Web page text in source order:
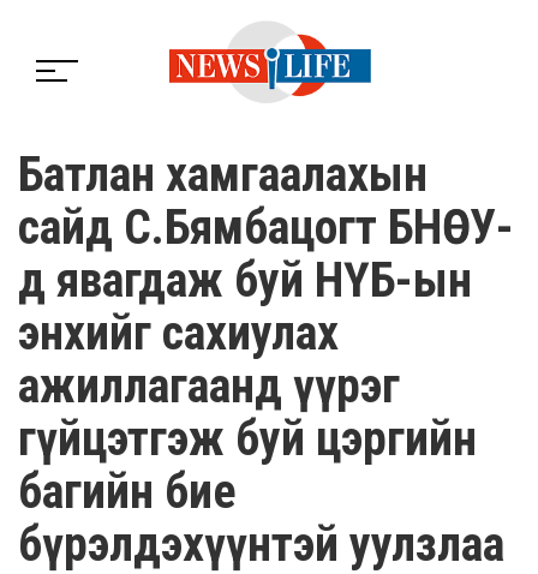
Батлан хамгаалахын
сайд С.Бямбацогт БНӨСУ-
д явагдаж буй НҮБ-ын
энхийг сахиулах
ажиллагаанд үүрэг
гүйцэтгэж буй цэргийн
багийн бие
бүрэлдэхүүнтэй уулзлаа